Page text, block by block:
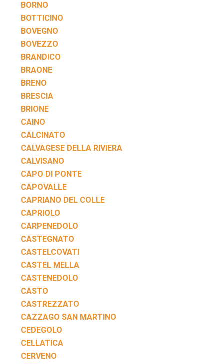
BORNO
BOTTICINO
BOVEGNO
BOVEZZO
BRANDICO
BRAONE
BRENO
BRESCIA
BRIONE
CAINO
CALCINATO
CALVAGESE DELLA RIVIERA
CALVISANO
CAPO DI PONTE
CAPOVALLE
CAPRIANO DEL COLLE
CAPRIOLO
CARPENEDOLO
CASTEGNATO
CASTELCOVATI
CASTEL MELLA
CASTENEDOLO
CASTO
CASTREZZATO
CAZZAGO SAN MARTINO
CEDEGOLO
CELLATICA
CERVENO